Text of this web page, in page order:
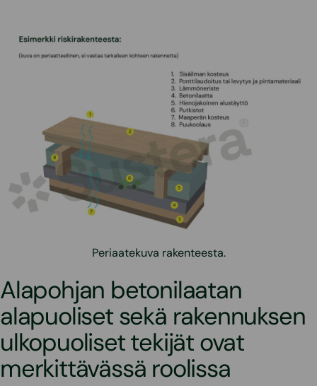
Periaatekuva rakenteesta.
Alapohjan betonilaatan
alapuoliset sekä rakennuksen
ulkopuoliset tekijät ovat
merkittävässä roolissa